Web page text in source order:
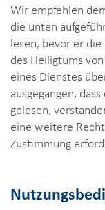
Wir empfehlen
die unten
lesen, bevor er
des Heiligtums
eines Dienstes
ausgegangen,
gelesen,
eine weitere
Zustimmung